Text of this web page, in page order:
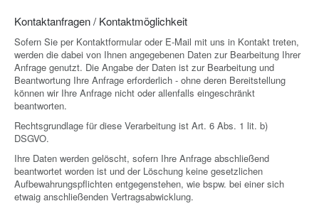
Kontaktanfragen / Kontaktmöglichkeit
Sofern Sie per Kontaktformular oder E-Mail mit uns in Kontakt treten,
werden die dabei von Ihnen angegebenen Daten zur Bearbeitung Ihrer
Anfrage genutzt. Die Angabe der Daten ist zur Bearbeitung und
Beantwortung Ihre Anfrage erforderlich - ohne deren Bereitstellung
können wir Ihre Anfrage nicht oder allenfalls eingeschränkt
beantworten.
Rechtsgrundlage für diese Verarbeitung ist Art. 6 Abs. 1 lit. b)
DSGVO.
Ihre Daten werden gelöscht, sofern Ihre Anfrage abschließend
beantwortet worden ist und der Löschung keine gesetzlichen
Aufbewahrungspflichten entgegenstehen, wie bspw. bei einer sich
etwaig anschließenden Vertragsabwicklung.